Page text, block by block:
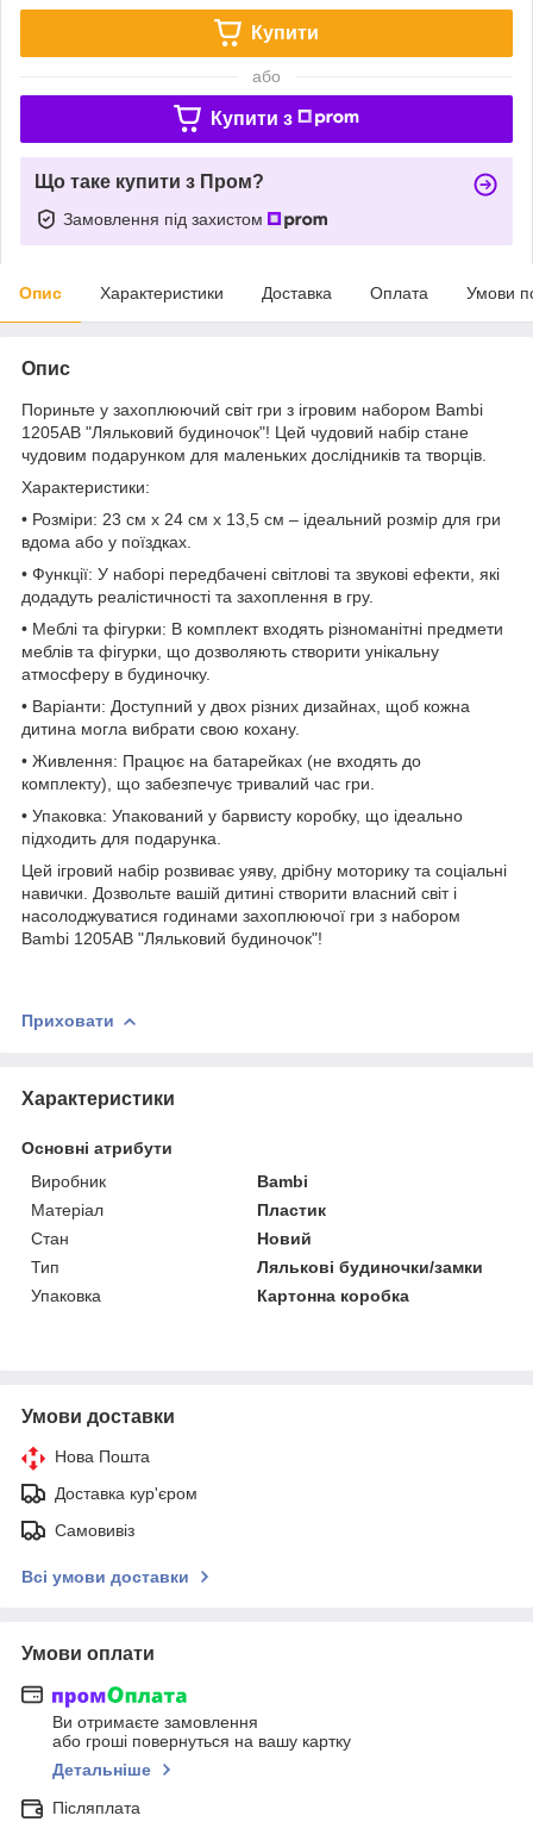
Купити
або
Купити з
Що таке купити з Пром?
Замовлення під захистом
Опис Характеристики Доставка Оплата Умови
Опис
Пориньте у захоплюючий світ гри з ігровим набором Bambi
1205AB "Ляльковий будиночок"! Цей чудовий набір стане
чудовим подарунком для маленьких дослідників та творців.
Характеристики:
• Розміри: 23 см x 24 см x 13,5 см – ідеальний розмір для гри
вдома або у поїздках.
• Функції: У наборі передбачені світлові та звукові ефекти, які
додадуть реалістичності та захоплення в гру.
• Меблі та фігурки: В комплект входять різноманітні предмети
меблів та фігурки, що дозволяють створити унікальну
атмосферу в будиночку.
• Варіанти: Доступний у двох різних дизайнах, щоб кожна
дитина могла вибрати свою кохану.
• Живлення: Працює на батарейках (не входять до
комплекту), що забезпечує тривалий час гри.
• Упаковка: Упакований у барвисту коробку, що ідеально
підходить для подарунка.
Цей ігровий набір розвиває уяву, дрібну моторику та соціальні
навички. Дозвольте вашій дитині створити власний світ і
насолоджуватися годинами захоплюючої гри з набором
Bambi 1205AB "Ляльковий будиночок"!
Приховати
Характеристики
Основні атрибути
Виробник
Bambi
Матеріал
Пластик
Стан
Новий
Тип
Лялькові будиночки/замки
Упаковка
Картонна коробка
Умови доставки
Нова Пошта
Доставка кур'єром
Самовивіз
Всі умови доставки
Умови оплати
Ви отримаєте замовлення
або гроші повернуться на вашу картку
Детальніше
Післяплата